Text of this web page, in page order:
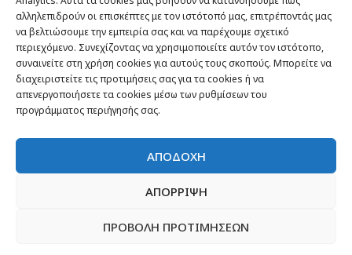
αλληλεπιδρούν οι επισκέπτες με τον ιστότοπό μας, επιτρέποντάς μας
να βελτιώσουμε την εμπειρία σας και να παρέχουμε σχετικό
περιεχόμενο. Συνεχίζοντας να χρησιμοποιείτε αυτόν τον ιστότοπο,
συναινείτε στη χρήση cookies για αυτούς τους σκοπούς. Μπορείτε να
διαχειριστείτε τις προτιμήσεις σας για τα cookies ή να
απενεργοποιήσετε τα cookies μέσω των ρυθμίσεων του
προγράμματος περιήγησής σας.
ΑΠΟΔΟΧΗ
ΑΠΟΡΡΙΨΗ
ΠΡΟΒΟΛΗ ΠΡΟΤΙΜΗΣΕΩΝ
CITY and CULTURE
Newsletter